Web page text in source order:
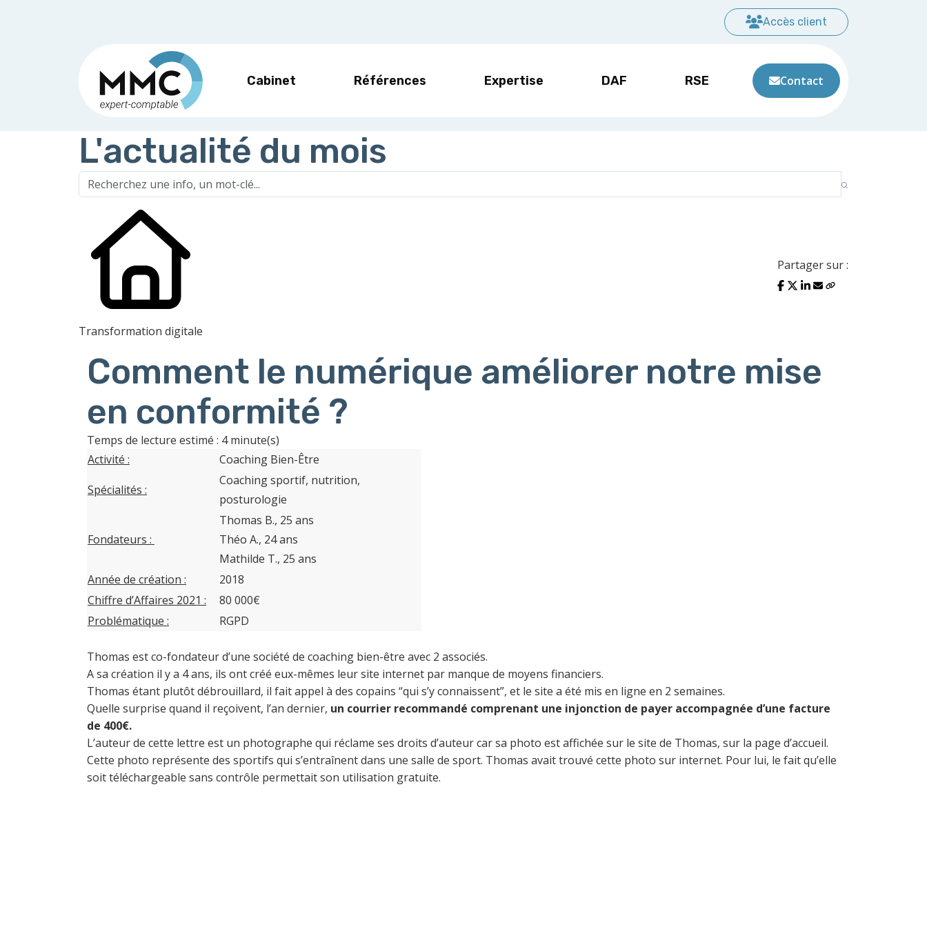
Accès client
Cabinet Références Expertise DAF RSE Contact
L'actualité du mois
Transformation digitale
Partager sur :
Comment le numérique améliorer notre mise
en conformité ?
Temps de lecture estimé : 4 minute(s)
Activité :
Coaching Bien-Être
Spécialités :
Coaching sportif, nutrition,
posturologie
Fondateurs :
Thomas B., 25 ans
Théo A., 24 ans
Mathilde T., 25 ans
Année de création :
2018
Chiffre d’Affaires 2021 :
80 000€
Problématique :
RGPD
Thomas est co-fondateur d’une société de coaching bien-être avec 2 associés.
A sa création il y a 4 ans, ils ont créé eux-mêmes leur site internet par manque de moyens financiers.
Thomas étant plutôt débrouillard, il fait appel à des copains “qui s’y connaissent”, et le site a été mis en ligne en 2 semaines.
Quelle surprise quand il reçoivent, l’an dernier, un courrier recommandé comprenant une injonction de payer accompagnée d’une facture
de 400€.
L’auteur de cette lettre est un photographe qui réclame ses droits d’auteur car sa photo est affichée sur le site de Thomas, sur la page d’accueil.
Cette photo représente des sportifs qui s’entraînent dans une salle de sport. Thomas avait trouvé cette photo sur internet. Pour lui, le fait qu’elle
soit téléchargeable sans contrôle permettait son utilisation gratuite.